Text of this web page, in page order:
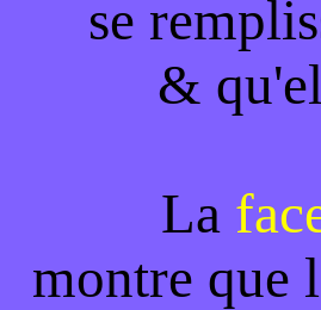
se
&
La
montre que